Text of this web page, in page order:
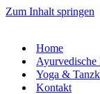
Zum Inhalt springen
Home
Ayurvedische
Yoga &
Kontakt